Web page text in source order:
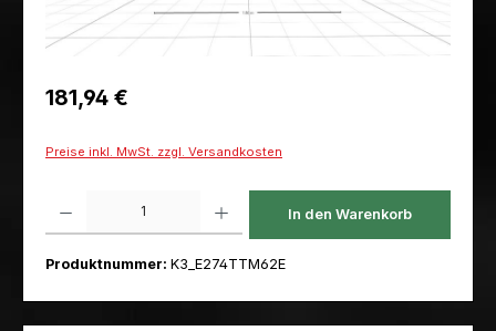
Regulärer Preis:
181,94 €
Preise inkl. MwSt. zzgl. Versandkosten
In den Warenkorb
Produktnummer: K3_E274TTM62E